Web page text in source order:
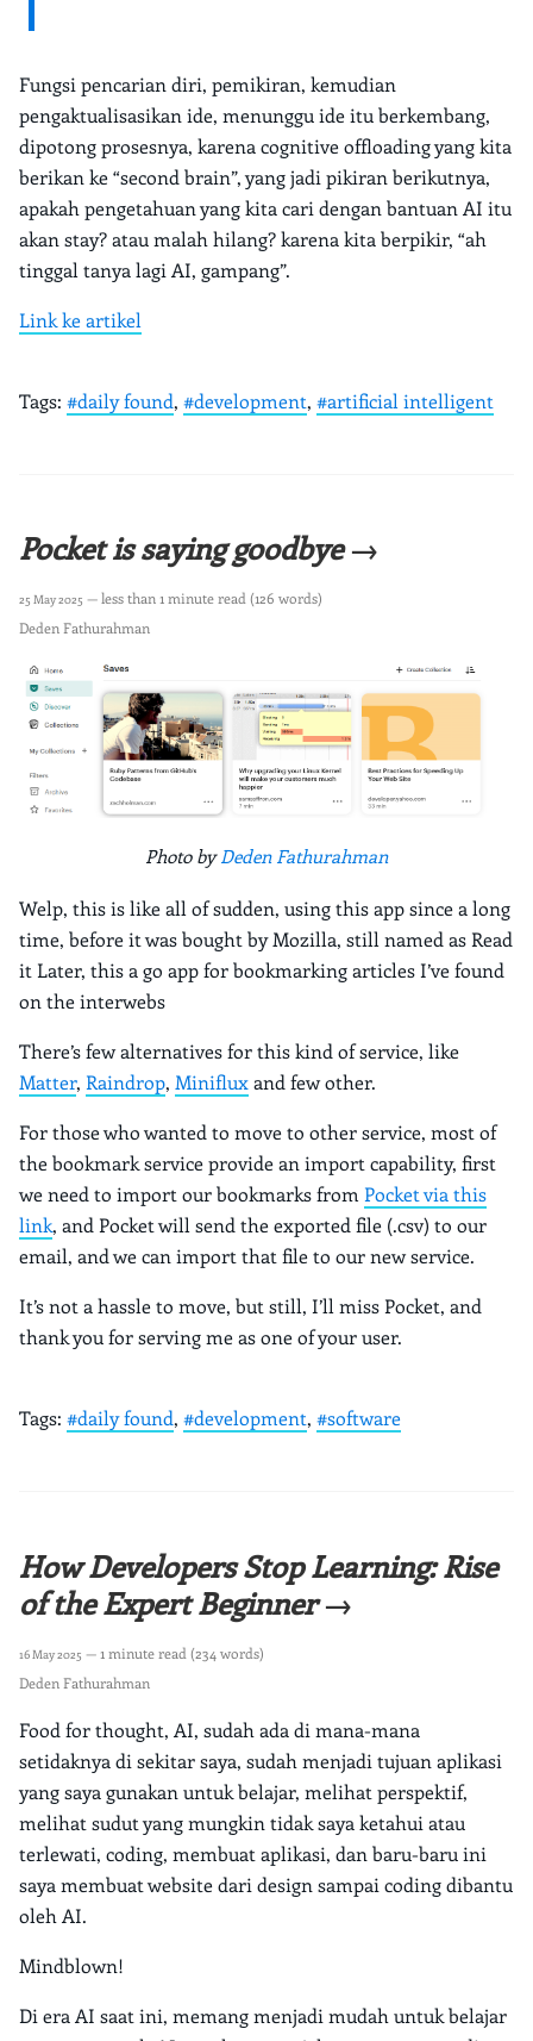
Fungsi pencarian diri, pemikiran, kemudian
pengaktualisasikan ide, menunggu ide itu berkembang,
dipotong prosesnya, karena cognitive offloading yang kita
berikan ke “second brain”, yang jadi pikiran berikutnya,
apakah pengetahuan yang kita cari dengan bantuan AI itu
akan stay? atau malah hilang? karena kita berpikir, “ah
tinggal tanya lagi AI, gampang”.
Link ke artikel
Tags: #daily found, #development, #artificial intelligent
Pocket is saying goodbye →
25 May 2025 — less than 1 minute read (126 words)
Deden Fathurahman
Photo byDeden Fathurahman
Welp, this is like all of sudden, using this app since a long
time, before it was bought by Mozilla, still named as Read
it Later, this a go app for bookmarking articles I’ve found
on the interwebs
There’s few alternatives for this kind of service, like
Matter, Raindrop, Minifluxand few other.
For those who wanted to move to other service, most of
the bookmark service provide an import capability, first
we need to import our bookmarks from Pocket via this
link, and Pocket will send the exported file (.csv) to our
email, and we can import that file to our new service.
It’s not a hassle to move, but still, I’ll miss Pocket, and
thank you for serving me as one of your user.
Tags: #daily found, #development, #software
How Developers Stop Learning: Rise
of the Expert Beginner →
16 May 2025 — 1 minute read (234 words)
Deden Fathurahman
Food for thought, AI, sudah ada di mana-mana
setidaknya di sekitar saya, sudah menjadi tujuan aplikasi
yang saya gunakan untuk belajar, melihat perspektif,
melihat sudut yang mungkin tidak saya ketahui atau
terlewati, coding, membuat aplikasi, dan baru-baru ini
saya membuat website dari design sampai coding dibantu
oleh AI.
Mindblown!
Di era AI saat ini, memang menjadi mudah untuk belajar